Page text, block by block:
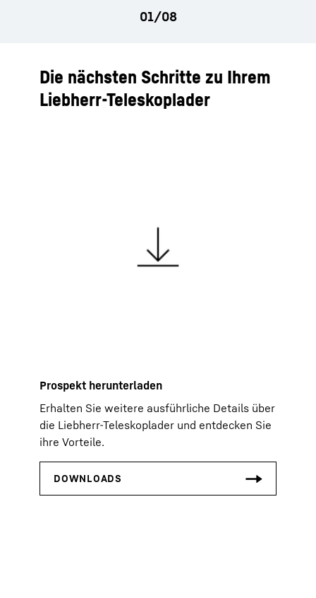
Die nächsten Schritte zu Ihrem
Liebherr-Teleskoplader
Prospekt herunterladen
Erhalten Sie weitere ausführliche Details über
die Liebherr-Teleskoplader und entdecken Sie
ihre Vorteile.